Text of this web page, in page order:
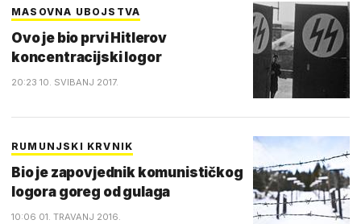
MASOVNA UBOJSTVA
Ovo je bio prvi Hitlerov
koncentracijski logor
20:23 10. SVIBANJ 2017.
RUMUNJSKI KRVNIK
Bio je zapovjednik komunističkog
logora goreg od gulaga
10:06 01. TRAVANJ 2016.